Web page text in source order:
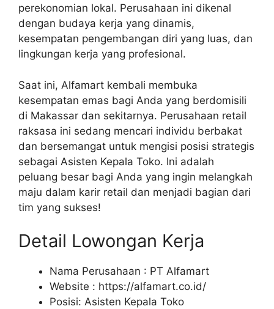
perekonomian lokal. Perusahaan ini dikenal
dengan budaya kerja yang dinamis,
kesempatan pengembangan diri yang luas, dan
lingkungan kerja yang profesional.
Saat ini, Alfamart kembali membuka
kesempatan emas bagi Anda yang berdomisili
di Makassar dan sekitarnya. Perusahaan retail
raksasa ini sedang mencari individu berbakat
dan bersemangat untuk mengisi posisi strategis
sebagai Asisten Kepala Toko. Ini adalah
peluang besar bagi Anda yang ingin melangkah
maju dalam karir retail dan menjadi bagian dari
tim yang sukses!
Detail Lowongan Kerja
Nama Perusahaan : PT Alfamart
Website : https://alfamart.co.id/
Posisi: Asisten Kepala Toko